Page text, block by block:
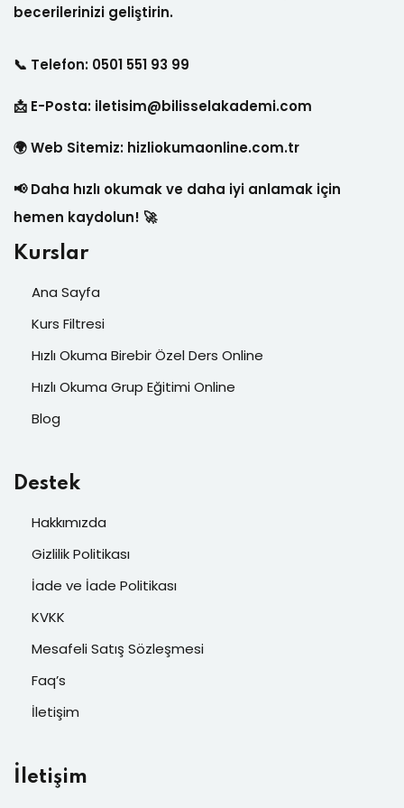
becerilerinizi geliştirin.
📞 Telefon: 0501 551 93 99
📩 E-Posta: iletisim@bilisselakademi.com
🌍 Web Sitemiz: hizliokumaonline.com.tr
📢 Daha hızlı okumak ve daha iyi anlamak için
hemen kaydolun! 🚀
Kurslar
Ana Sayfa
Kurs Filtresi
Hızlı Okuma Birebir Özel Ders Online
Hızlı Okuma Grup Eğitimi Online
Blog
Destek
Hakkımızda
Gizlilik Politikası
İade ve İade Politikası
KVKK
Mesafeli Satış Sözleşmesi
Faq’s
İletişim
İletişim